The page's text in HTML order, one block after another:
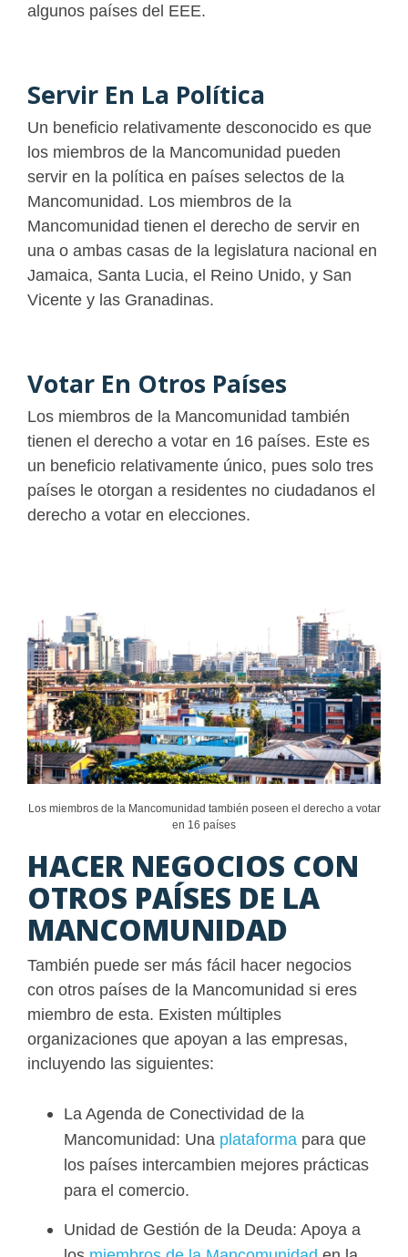
algunos países del EEE.
Servir En La Política
Un beneficio relativamente desconocido es que
los miembros de la Mancomunidad pueden
servir en la política en países selectos de la
Mancomunidad. Los miembros de la
Mancomunidad tienen el derecho de servir en
una o ambas casas de la legislatura nacional en
Jamaica, Santa Lucia, el Reino Unido, y San
Vicente y las Granadinas.
Votar En Otros Países
Los miembros de la Mancomunidad también
tienen el derecho a votar en 16 países. Este es
un beneficio relativamente único, pues solo tres
países le otorgan a residentes no ciudadanos el
derecho a votar en elecciones.
Los miembros de la Mancomunidad también poseen el derecho a votar
en 16 países
HACER NEGOCIOS CON
OTROS PAÍSES DE LA
MANCOMUNIDAD
También puede ser más fácil hacer negocios
con otros países de la Mancomunidad si eres
miembro de esta. Existen múltiples
organizaciones que apoyan a las empresas,
incluyendo las siguientes:
La Agenda de Conectividad de la
Mancomunidad: Una plataforma para que
los países intercambien mejores prácticas
para el comercio.
Unidad de Gestión de la Deuda: Apoya a